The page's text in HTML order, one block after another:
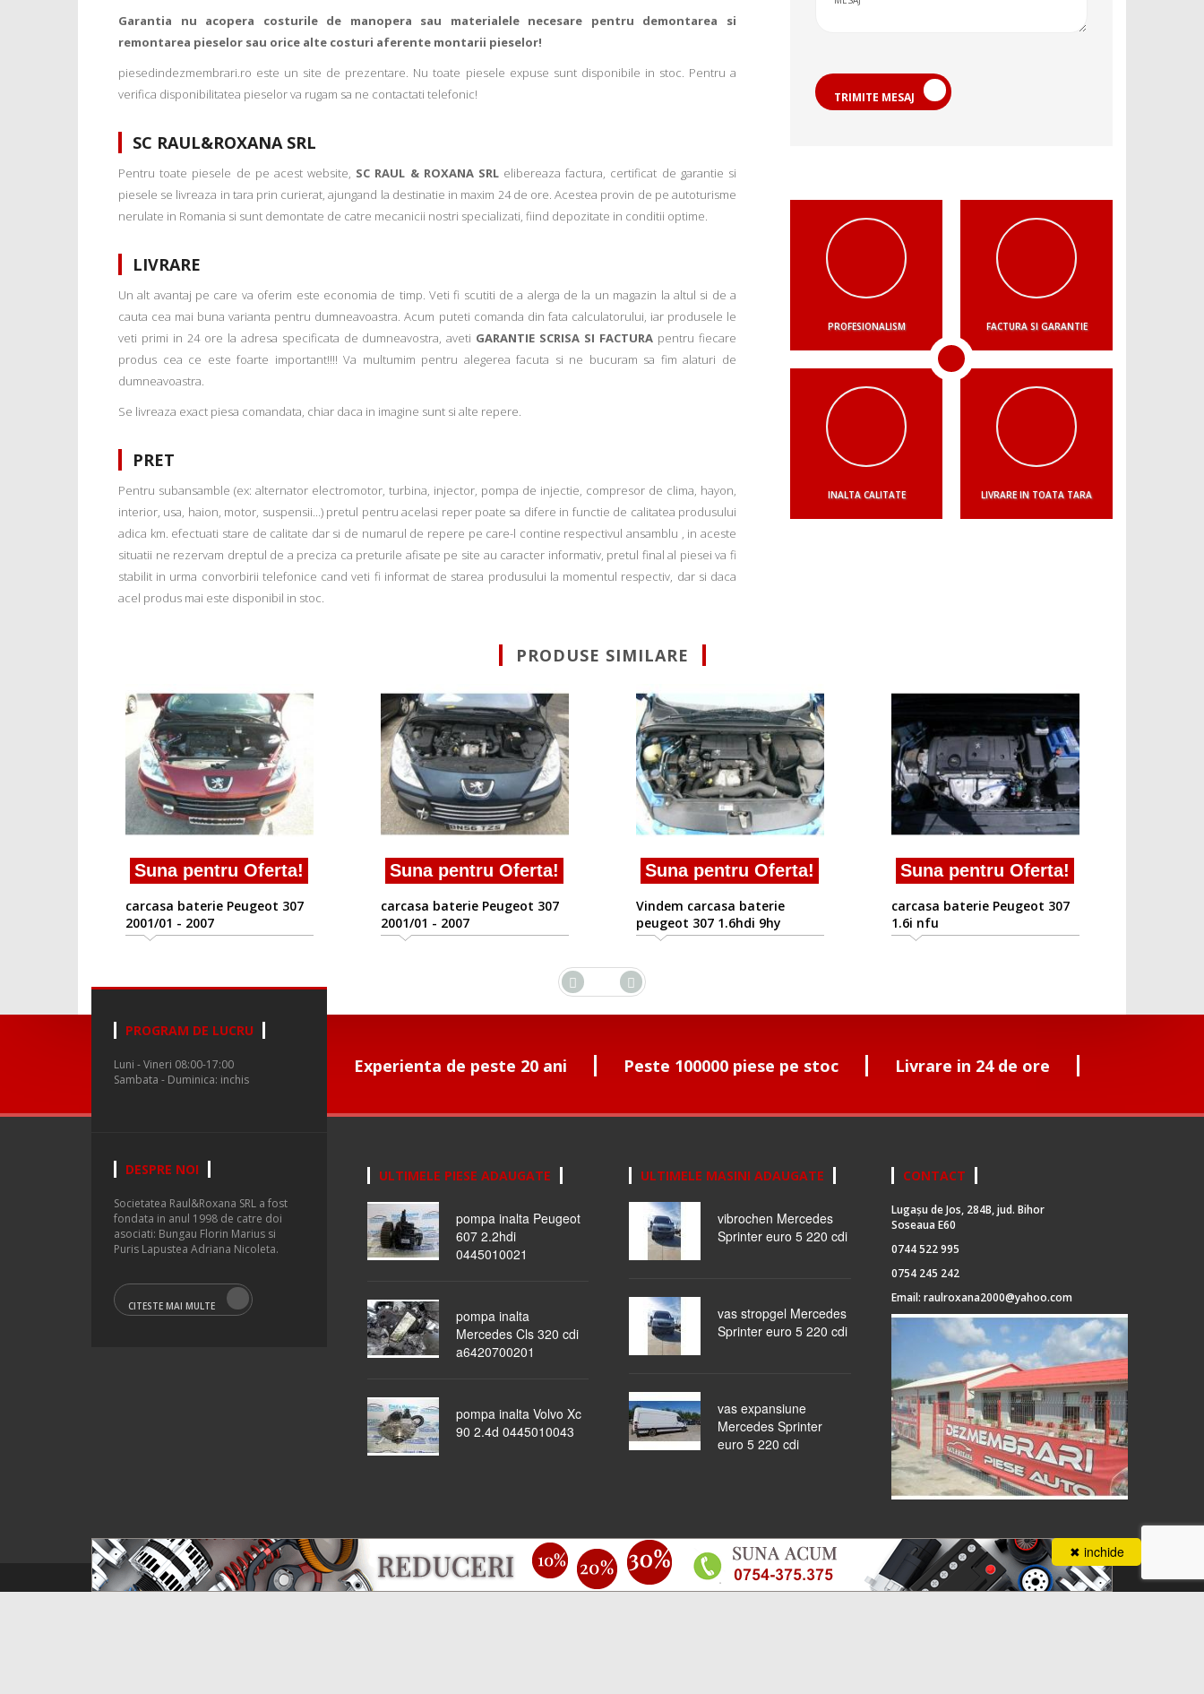
Garantia nu acopera costurile de manopera sau materialele necesare pentru demontarea si
remontarea pieselor sau orice alte costuri aferente montarii pieselor!
piesedindezmembrari.ro este un site de prezentare. Nu toate piesele expuse sunt disponibile in stoc. Pentru a
verifica disponibilitatea pieselor va rugam sa ne contactati telefonic!
SC RAUL&ROXANA SRL
Pentru toate piesele de pe acest website, SC RAUL & ROXANA SRLelibereaza factura, certificat de garantie si
piesele se livreaza in tara prin curierat, ajungand la destinatie in maxim 24 de ore. Acestea provin de pe autoturisme
nerulate in Romania si sunt demontate de catre mecanicii nostri specializati, fiind depozitate in conditii optime.
LIVRARE
Un alt avantaj pe care va oferim este economia de timp. Veti fi scutiti de a alerga de la un magazin la altul si de a
cauta cea mai buna varianta pentru dumneavoastra. Acum puteti comanda din fata calculatorului, iar produsele le
veti primi in 24 ore la adresa specificata de dumneavostra, aveti GARANTIE SCRISA SI FACTURA pentru fiecare
produs cea ce este foarte important!!!! Va multumim pentru alegerea facuta si ne bucuram sa fim alaturi de
dumneavoastra.
Se livreaza exact piesa comandata, chiar daca in imagine sunt si alte repere.
PRET
Pentru subansamble (ex: alternator electromotor, turbina, injector, pompa de injectie, compresor de clima, hayon,
interior, usa, haion, motor, suspensii...) pretul pentru acelasi reper poate sa difere in functie de calitatea produsului
adica km. efectuati stare de calitate dar si de numarul de repere pe care-l contine respectivul ansamblu , in aceste
situatii ne rezervam dreptul de a preciza ca preturile afisate pe site au caracter informativ, pretul final al piesei va fi
stabilit in urma convorbirii telefonice cand veti fi informat de starea produsului la momentul respectiv, dar si daca
acel produs mai este disponibil in stoc.
TRIMITE MESAJ
PROFESIONALISM FACTURA SI GARANTIE
INALTA CALITATE LIVRARE IN TOATA TARA
PRODUSE SIMILARE
Suna pentru Oferta!
carcasa baterie Peugeot 307
2001/01 - 2007
Suna pentru Oferta!
carcasa baterie Peugeot 307
2001/01 - 2007
Suna pentru Oferta!
Vindem carcasa baterie
peugeot 307 1.6hdi 9hy
Suna pentru Oferta!
carcasa baterie Peugeot 307
1.6i nfu
Experienta de peste 20 ani Peste 100000 piese pe stoc Livrare in 24 de ore
PROGRAM DE LUCRU
Luni - Vineri 08:00-17:00
Sambata - Duminica: inchis
DESPRE NOI
Societatea Raul&Roxana SRL a fost
fondata in anul 1998 de catre doi
asociati: Bungau Florin Marius si
Puris Lapustea Adriana Nicoleta.
CITESTE MAI MULTE
ULTIMELE PIESE ADAUGATE
pompa inalta Peugeot
607 2.2hdi
0445010021
pompa inalta
Mercedes Cls 320 cdi
a6420700201
pompa inalta Volvo Xc
90 2.4d 0445010043
ULTIMELE MASINI ADAUGATE
vibrochen Mercedes
Sprinter euro 5 220 cdi
vas stropgel Mercedes
Sprinter euro 5 220 cdi
vas expansiune
Mercedes Sprinter
euro 5 220 cdi
CONTACT
Lugașu de Jos, 284B, jud. Bihor
Soseaua E60
0744 522 995
0754 245 242
Email: raulroxana2000@yahoo.com
✖ inchide